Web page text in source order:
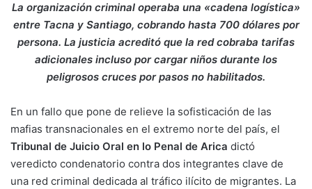
La organización criminal operaba una «cadena logística»
entre Tacna y Santiago, cobrando hasta 700 dólares por
persona. La justicia acreditó que la red cobraba tarifas
adicionales incluso por cargar niños durante los
peligrosos cruces por pasos no habilitados.
En un fallo que pone de relieve la sofisticación de las
mafias transnacionales en el extremo norte del país, el
Tribunal de Juicio Oral en lo Penal de Arica dictó
veredicto condenatorio contra dos integrantes clave de
una red criminal dedicada al tráfico ilícito de migrantes. La